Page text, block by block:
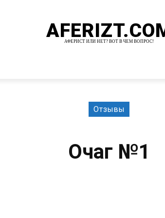
АФЕРИСТ ИЛИ НЕТ? ВОТ В ЧЕМ ВОПРОС!
Отзывы
Очаг №1